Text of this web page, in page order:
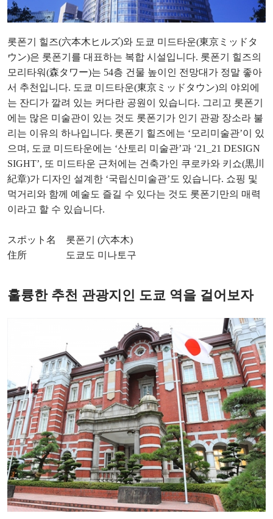
롯폰기 힐즈(六本木ヒルズ)와 도쿄 미드타운(東京ミッドタ
ウン)은 롯폰기를 대표하는 복합 시설입니다. 롯폰기 힐즈의
모리타워(森タワー)는 54층 건물 높이인 전망대가 정말 좋아
서 추천입니다. 도쿄 미드타운(東京ミッドタウン)의 야외에
는 잔디가 깔려 있는 커다란 공원이 있습니다. 그리고 롯폰기
에는 많은 미술관이 있는 것도 롯폰기가 인기 관광 장소라 불
리는 이유의 하나입니다. 롯폰기 힐즈에는 ‘모리미술관’이 있
으며, 도쿄 미드타운에는 ‘산토리 미술관’과 ‘21_21 DESIGN
SIGHT’, 또 미드타운 근처에는 건축가인 쿠로카와 키쇼(黒川
紀章)가 디자인 설계한 ‘국립신미술관’도 있습니다. 쇼핑 및
먹거리와 함께 예술도 즐길 수 있다는 것도 롯폰기만의 매력
이라고 할 수 있습니다.
スポット名 롯폰기 (六本木)
住所 도쿄도 미나토구
훌륭한 추천 관광지인 도쿄 역을 걸어보자